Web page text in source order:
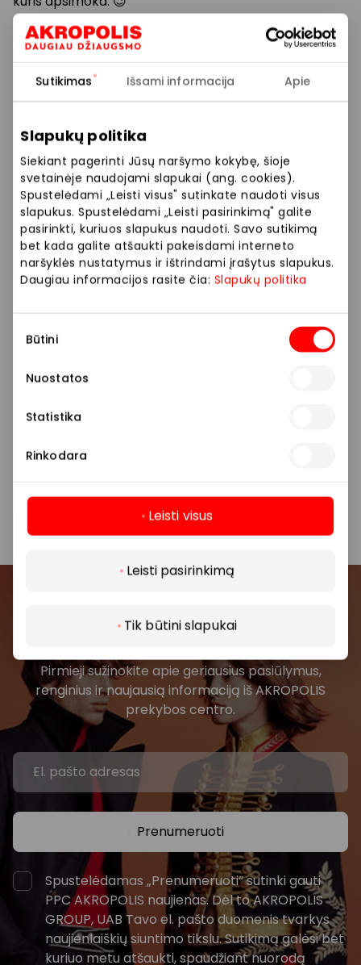
Sutikimas Išsami informacija Apie
Slapukų politika
Siekiant pagerinti Jūsų naršymo kokybę, šioje
svetainėje naudojami slapukai (ang. cookies).
Spustelėdami „Leisti visus" sutinkate naudoti visus
slapukus. Spustelėdami „Leisti pasirinkimą" galite
pasirinkti, kuriuos slapukus naudoti. Savo sutikimą
bet kada galite atšaukti pakeisdami interneto
naršyklės nustatymus ir ištrindami įrašytus slapukus.
Daugiau informacijos rasite čia: Slapukų politika
pasirinkimas
Būtini
Nuostatos
Statistika
Rinkodara
Leisti visus
Leisti pasirinkimą
Tik būtini slapukai
bendruomenės
Pirmieji sužinokite apie geriausius pasiūlymus,
renginius ir naujausią informaciją iš AKROPOLIS
prekybos centro.
Prenumeruoti
Spustelėdamas „Prenumeruoti“ sutinki gauti
PPC AKROPOLIS naujienas. Dėl to AKROPOLIS
GROUP, UAB Tavo el. pašto duomenis tvarkys
naujienlaiškių siuntimo tikslu. Sutikimą galėsi bet
kuriuo metu atšaukti, spaudžiant nuorodą
Daugiau